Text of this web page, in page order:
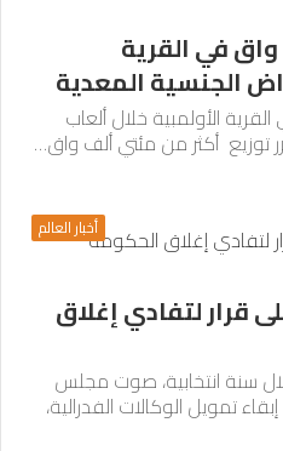
من 200 ألف واق في القرية
الجنسية المعدية
الأولمبية خلال ألعاب
توزيع أكثر من مئتي ألف واق…
أخبار العالم
قرار لتفادي إغلاق
سنة انتخابية، صوت مجلس
تمويل الوكالات الفدرالية،